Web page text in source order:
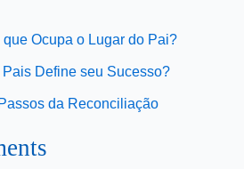
Ocupa o Lugar do Pai?
Define seu Sucesso?
da Reconciliação